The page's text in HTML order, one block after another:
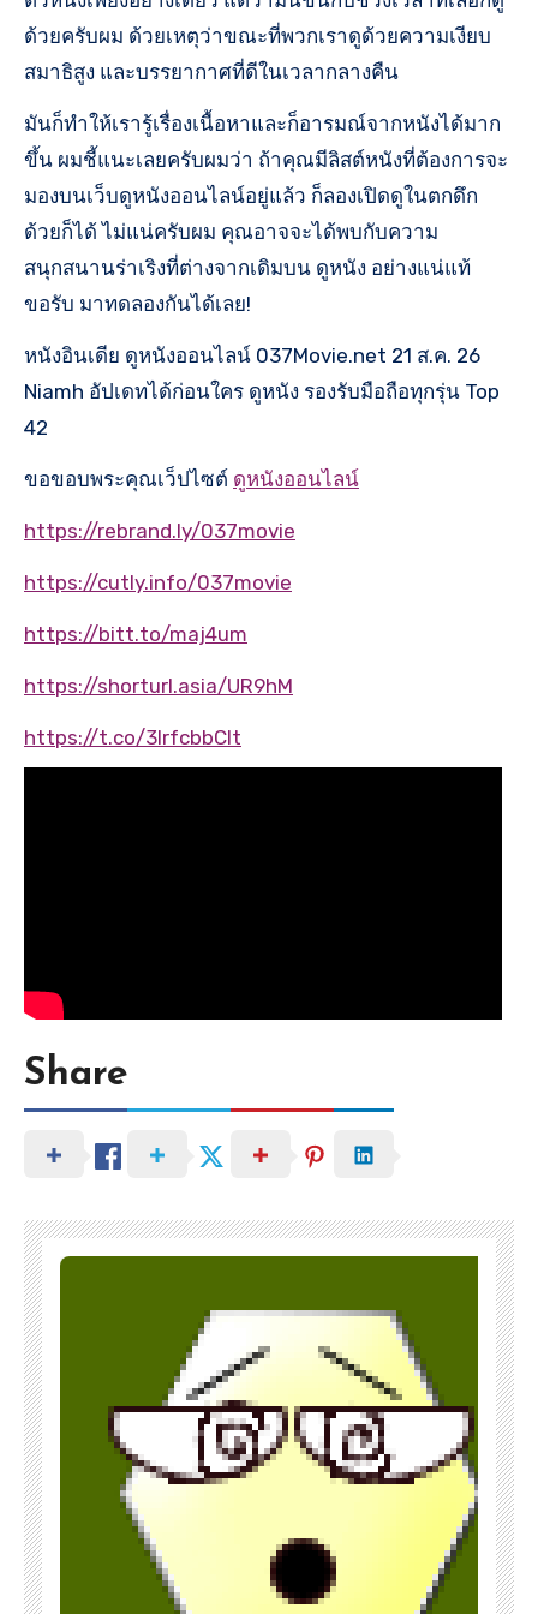
ด้วยครับผม ด้วยเหตุว่าขณะที่พวกเราดูด้วยความเงียบ
สมาธิสูง และบรรยากาศที่ดีในเวลากลางคืน
มันก็ทำให้เรารู้เรื่องเนื้อหาและก็อารมณ์จากหนังได้มาก
ขึ้น ผมชี้แนะเลยครับผมว่า ถ้าคุณมีลิสต์หนังที่ต้องการจะ
มองบนเว็บดูหนังออนไลน์อยู่แล้ว ก็ลองเปิดดูในตกดึก
ด้วยก็ได้ ไม่แน่ครับผม คุณอาจจะได้พบกับความ
สนุกสนานร่าเริงที่ต่างจากเดิมบน ดูหนัง อย่างแน่แท้
ขอรับ มาทดลองกันได้เลย!
หนังอินเดีย ดูหนังออนไลน์ 037Movie.net 21 ส.ค. 26
Niamh อัปเดทได้ก่อนใคร ดูหนัง รองรับมือถือทุกรุ่น Top
42
ขอขอบพระคุณเว็ปไซต์ ดูหนังออนไลน์
https://rebrand.ly/037movie
https://cutly.info/037movie
https://bitt.to/maj4um
https://shorturl.asia/UR9hM
https://t.co/3IrfcbbClt
Share